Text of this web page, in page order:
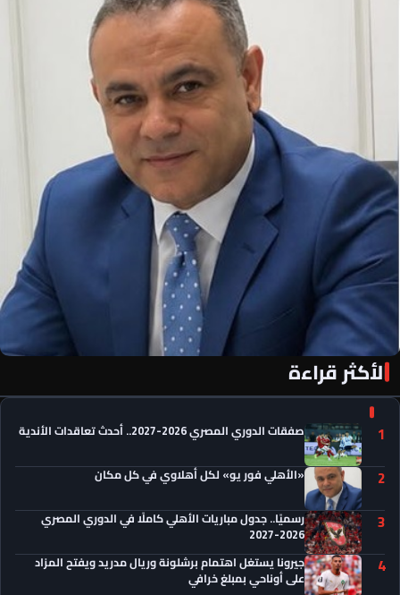
«الأهلي فور يو» لكل أهلاوي في كل مكان
الأكثر قراءة
1 صفقات الدوري المصري 2026-2027.. أحدث تعاقدات الأندية
2 «الأهلي فور يو» لكل أهلاوي في كل مكان
3 رسميًا.. جدول مباريات الأهلي كاملًا في الدوري المصري
2026-2027
4 جيرونا يستغل اهتمام برشلونة وريال مدريد ويفتح المزاد
على أوناحي بمبلغ خرافي